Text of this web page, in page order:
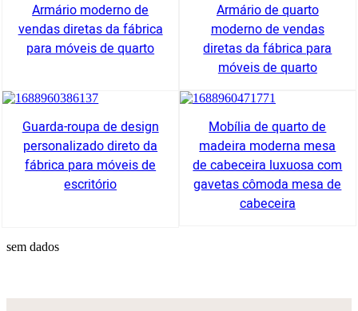
Armário moderno de
vendas diretas da fábrica
para móveis de quarto
Armário de quarto
moderno de vendas
diretas da fábrica para
móveis de quarto
Guarda-roupa de design
personalizado direto da
fábrica para móveis de
escritório
Mobília de quarto de
madeira moderna mesa
de cabeceira luxuosa com
gavetas cômoda mesa de
cabeceira
sem dados